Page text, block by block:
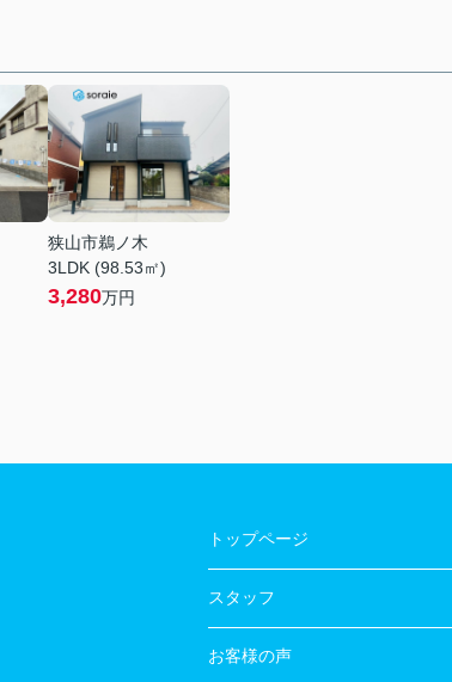
狭山市鵜ノ木
3LDK (98.53㎡)
3,280万円
トップページ
スタッフ
お客様の声